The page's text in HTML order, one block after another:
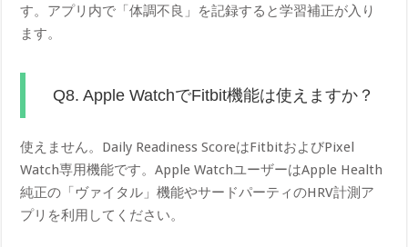
す。アプリ内で「体調不良」を記録すると学習補正が入り
ます。
Q8. Apple WatchでFitbit機能は使えますか？
使えません。Daily Readiness ScoreはFitbitおよびPixel
Watch専用機能です。Apple WatchユーザーはApple Health
純正の「ヴァイタル」機能やサードパーティのHRV計測ア
プリを利用してください。